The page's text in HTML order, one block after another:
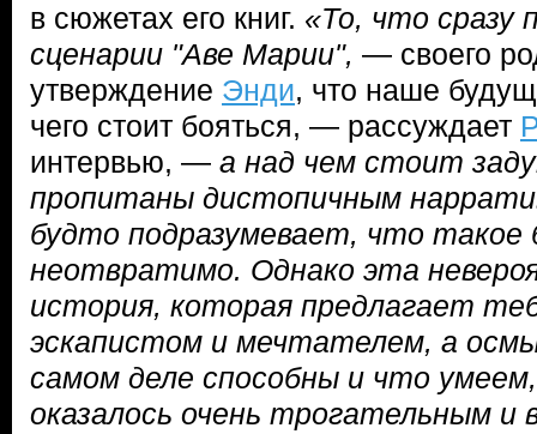
в сюжетах его книг. «То, что сразу
сценарии "Аве Марии", — своего
утверждение Энди, что наше
чего стоит бояться, — рассуждает
интервью, — а над чем стоит
пропитаны дистопичным
будто подразумевает, что такое
неотвратимо. Однако эта
история, которая предлагает
эскапистом и мечтателем, а
самом деле способны и что
оказалось очень трогательным и